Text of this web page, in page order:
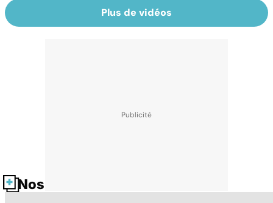
Plus de vidéos
Nos fiches santé